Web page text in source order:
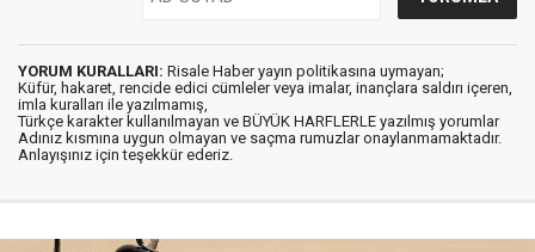
YORUM KURALLARI: Risale Haber yayın politikasına uymayan;
Küfür, hakaret, rencide edici cümleler veya imalar, inançlara saldırı içeren,
imla kuralları ile yazılmamış,
Türkçe karakter kullanılmayan ve BÜYÜK HARFLERLE yazılmış yorumlar
Adınız kısmına uygun olmayan ve saçma rumuzlar onaylanmamaktadır.
Anlayışınız için teşekkür ederiz.